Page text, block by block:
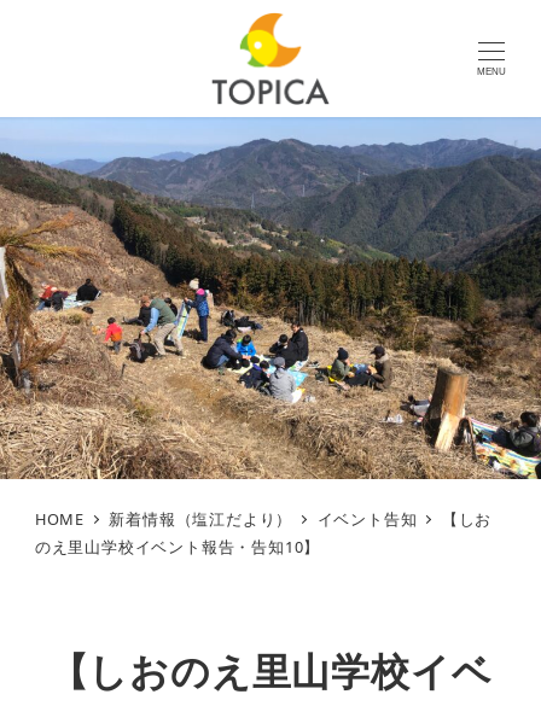
MENU
HOME 新着情報（塩江だより） イベント告知
【しお
のえ里山学校イベント報告・告知10】
【しおのえ里山学校イベ